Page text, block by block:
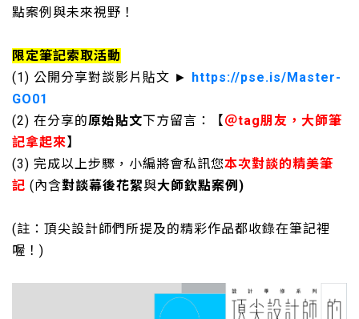
點案例與未來視野！
限定筆記索取活動
(1) 公開分享對談影片貼文 ►
https://pse.is/Master-
GO01
(2) 在分享的原始貼文下方留言：【 ＠tag朋友，大師筆
記拿起來】
(3) 完成以上步驟，小編將會私訊您本次對談的精美筆
記 (內含對談幕後花絮與大師欽點案例)
(註：頂尖設計師們所提及的精彩作品都收錄在筆記裡
喔！)